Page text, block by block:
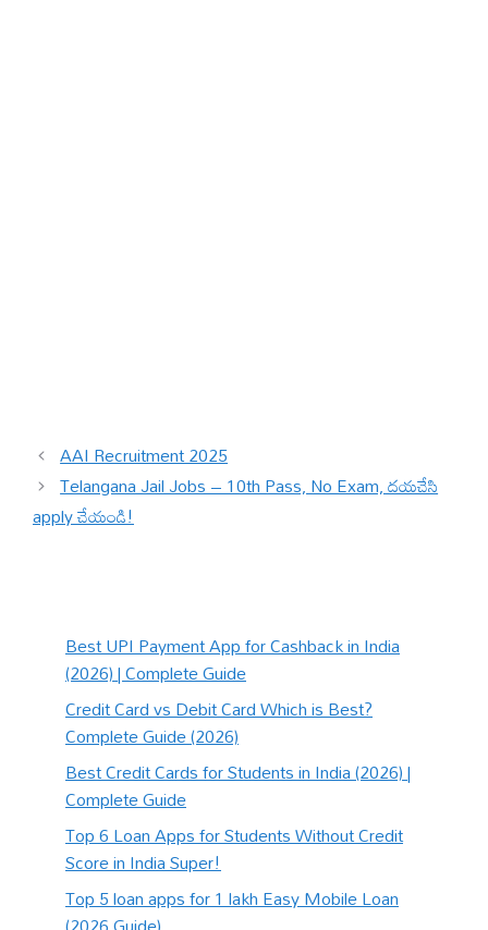
AAI Recruitment 2025
Telangana Jail Jobs – 10th Pass, No Exam, దయచేసి
apply చేయండి!
Best UPI Payment App for Cashback in India
(2026) | Complete Guide
Credit Card vs Debit Card Which is Best?
Complete Guide (2026)
Best Credit Cards for Students in India (2026) |
Complete Guide
Top 6 Loan Apps for Students Without Credit
Score in India Super!
Top 5 loan apps for 1 lakh Easy Mobile Loan